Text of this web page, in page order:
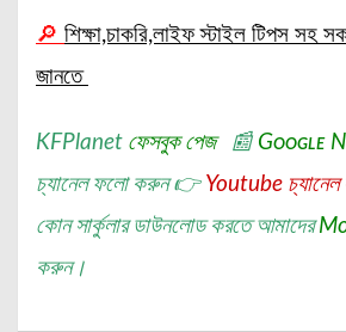
🔎 শিক্ষা,চাকরি,লাইফ স্টাইল টিপস সহ
জানতে
KFPlanet ফেসবুক পেজ📰 Gᴏᴏɢʟᴇ
চ্যানেলফলো করুন 👉Youtube চ্যানেল
কোন সার্কুলার ডাউনলোড করতে আমাদের
করুন।